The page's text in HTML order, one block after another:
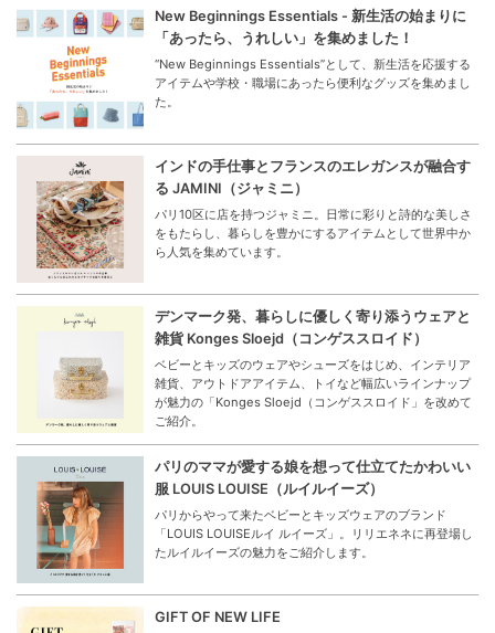
New Beginnings Essentials - 新生活の始まりに
「あったら、うれしい」を集めました！
“New Beginnings Essentials”として、新生活を応援する
アイテムや学校・職場にあったら便利なグッズを集めまし
た。
インドの手仕事とフランスのエレガンスが融合す
る JAMINI（ジャミニ）
パリ10区に店を持つジャミニ。日常に彩りと詩的な美しさ
をもたらし、暮らしを豊かにするアイテムとして世界中か
ら人気を集めています。
デンマーク発、暮らしに優しく寄り添うウェアと
雑貨 Konges Sloejd（コンゲススロイド）
ベビーとキッズのウェアやシューズをはじめ、インテリア
雑貨、アウトドアアイテム、トイなど幅広いラインナップ
が魅力の「Konges Sloejd（コンゲススロイド」を改めて
ご紹介。
パリのママが愛する娘を想って仕立てたかわいい
服 LOUIS LOUISE（ルイルイーズ）
パリからやって来たベビーとキッズウェアのブランド
「LOUIS LOUISEルイ ルイーズ」。リリエネネに再登場し
たルイルイーズの魅力をご紹介します。
GIFT OF NEW LIFE